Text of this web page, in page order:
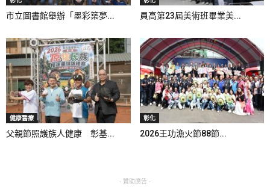
市立圖書館舉辦「墨彩築夢... 員高第23屆美術班畢業美...
健康醫療
父親節照護族人健康 彰基...
彰化
2026王功漁火節88節...
- 贊助廣告 -